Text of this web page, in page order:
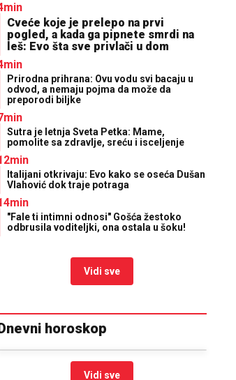
Cveće koje je prelepo na prvi
pogled, a kada ga pipnete smrdi na
leš: Evo šta sve privlači u dom
Prirodna prihrana: Ovu vodu svi bacaju u
odvod, a nemaju pojma da može da
preporodi biljke
Sutra je letnja Sveta Petka: Mame,
pomolite sa zdravlje, sreću i isceljenje
Italijani otkrivaju: Evo kako se oseća Dušan
Vlahović dok traje potraga
"Fale ti intimni odnosi" Gošća žestoko
odbrusila voditeljki, ona ostala u šoku!
Vidi sve
horoskop
Vidi sve